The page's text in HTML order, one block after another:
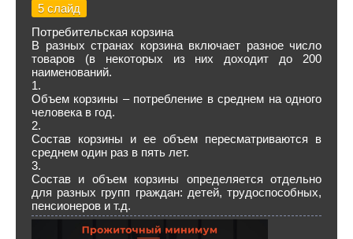
5 слайд
Потребительская корзина
В разных странах корзина включает разное число
товаров (в некоторых из них доходит до 200
наименований.
1.
Объем корзины – потребление в среднем на одного
человека в год.
2.
Состав корзины и ее объем пересматриваются в
среднем один раз в пять лет.
3.
Состав и объем корзины определяется отдельно
для разных групп граждан: детей, трудоспособных,
пенсионеров и т.д.